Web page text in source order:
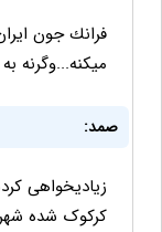
فرانك جون
ميكنه...وگرنه
صمد:
زیادیخواهی
کرکوک شده